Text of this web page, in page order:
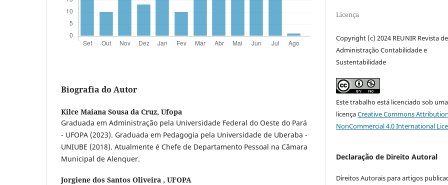
Biografia do Autor
Kilce Maiana Sousa da Cruz, Ufopa
Graduada em Administração pela Universidade Federal do Oeste do Pará
- UFOPA (2023). Graduada em Pedagogia pela Universidade de Uberaba -
UNIUBE (2018). Atualmente é Chefe de Departamento Pessoal na Câmara
Municipal de Alenquer.
Jorgiene dos Santos Oliveira , UFOPA
Licença
Copyright (c) 2024 REUNIR Revista de
Administração Contabilidade e
Sustentabilidade
Este trabalho está licenciado sob uma
licençaCreative Commons
NonCommercial 4.0 International
Declaração de Direito Autoral
Direitos Autorais para artigos